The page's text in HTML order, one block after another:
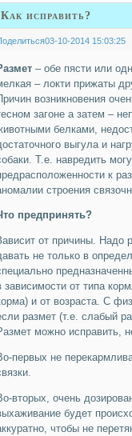
исправить?
03-10-2014 15:03:25
– обе пясти или
– локти прижаты
возникновения
загоне а затем –
белками,
выгула и
Т.е. навредить
к
строения
предпринять?
от причины. Надо
не только в
зависимости от типа
и от возраста. С
размет (т.е. слабый
можно исправить,
первых не
вторых, очень
будет
чтобы не